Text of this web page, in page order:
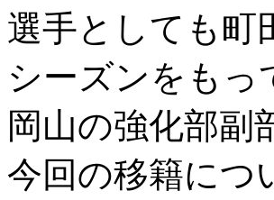
選手としても町
シーズンをもっ
岡山の強化部副
今回の移籍につ